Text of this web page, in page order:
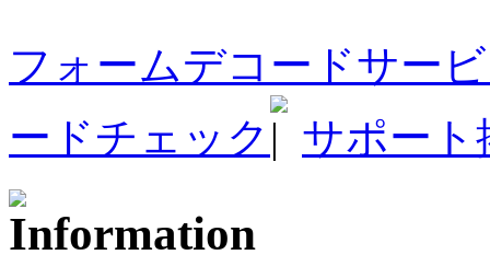
フォームデコードサー
ードチェック
サポート